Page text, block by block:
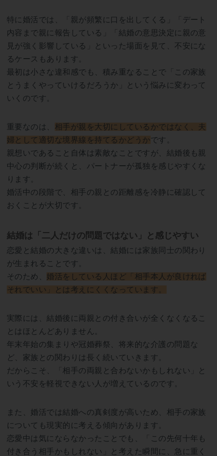
特に婚活では、「親が頻繁に口を出してくる」「デート
内容まで親に報告している」「結婚の意思決定に親の意
見が強く影響している」といった場面を見て、不安にな
るケースもあります。
最初は小さな違和感でも、積み重なることで「この家族
とうまくやっていけるだろうか」という悩みに変わって
いくのです。
重要なのは、 相手が親を大切にしているかではなく、夫
婦として適切な境界線を持てるかどうかです。
親想いであること自体は素敵なことですが、結婚後も親
中心の判断が続くと、パートナーが孤独を感じやすくな
ります。
婚活中の段階で、相手の親との距離感を冷静に確認して
おくことが大切です。
結婚は「二人だけの問題ではない」と感じやすい
恋愛と結婚の大きな違いは、結婚には家族同士の関わり
が生まれることです。
そのため、 婚活をしている人ほど「相手本人が良ければ
それでいい」とは考えにくくなっています。
実際には、結婚後に両親との付き合いが全くなくなるこ
とはほとんどありません。
年末年始の集まりや冠婚葬祭、将来的な介護の問題な
ど、家族との関わりは長く続いていきます。
だからこそ、「相手の両親と合わないかもしれない」と
いう不安を軽視できない人が増えているのです。
また、婚活では結婚への真剣度が高いため、相手の家族
についても現実的に考える傾向があります。
恋愛中は気にならなかったことでも、「この先何十年も
付き合う相手かもしれない」と考えた瞬間に、急に重く